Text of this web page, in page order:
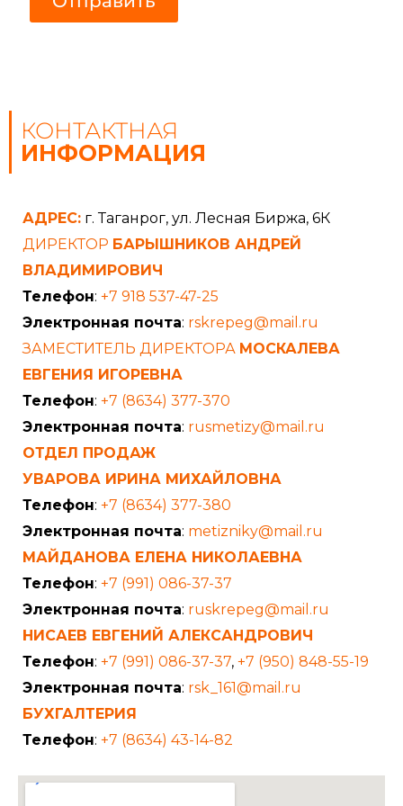
с
КОНТАКТНАЯ
ИНФОРМАЦИЯ
АДРЕС: г. Таганрог, ул. Лесная Биржа, 6К
ДИРЕКТОР БАРЫШНИКОВ АНДРЕЙ
ВЛАДИМИРОВИЧ
Телефон: +7 918 537-47-25
Электронная почта: rskrepeg@mail.ru
ЗАМЕСТИТЕЛЬ ДИРЕКТОРА МОСКАЛЕВА
ЕВГЕНИЯ ИГОРЕВНА
Телефон: +7 (8634) 377-370
Электронная почта: rusmetizy@mail.ru
ОТДЕЛ ПРОДАЖ
УВАРОВА ИРИНА МИХАЙЛОВНА
Телефон: +7 (8634) 377-380
Электронная почта: metizniky@mail.ru
МАЙДАНОВА ЕЛЕНА НИКОЛАЕВНА
Телефон: +7 (991) 086-37-37
Электронная почта: ruskrepeg@mail.ru
НИСАЕВ ЕВГЕНИЙ АЛЕКСАНДРОВИЧ
Телефон: +7 (991) 086-37-37, +7 (950) 848-55-19
Электронная почта: rsk_161@mail.ru
БУХГАЛТЕРИЯ
Телефон: +7 (8634) 43-14-82